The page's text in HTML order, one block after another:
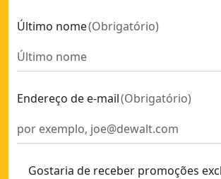
Último nome(Obrigatório)
Endereço de e-mail(Obrigatório)
Gostaria de receber promoções